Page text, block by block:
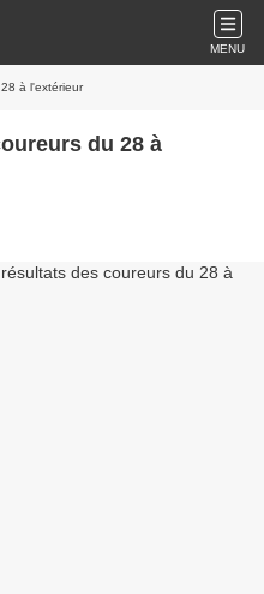
MENU
à l'extérieur
du 28 à